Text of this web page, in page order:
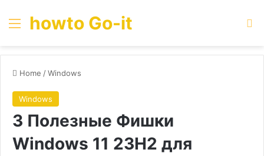
Menu
howto Go-it
Home /Windows
Windows
3 Полезные Фишки
Windows 11 23H2 для